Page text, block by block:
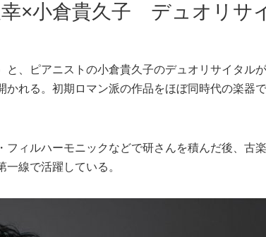
×小倉貴久子 デュオリサ
、ピアニストの小倉貴久子のデュオリサイタル
れる。初期ロマン派の作品をほぼ同時代の楽器
ィルハーモニックなどで研さんを積んだ後、古
線で活躍している。